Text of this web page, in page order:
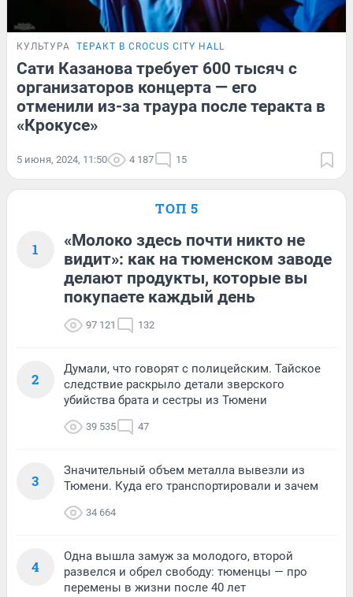
КУЛЬТУРА ТЕРАКТ В CROCUS CITY HALL
Сати Казанова требует 600 тысяч с
организаторов концерта — его
отменили из-за траура после теракта в
«Крокусе»
5 июня, 2024, 11:50 4 187 15
ТОП 5
1
«Молоко здесь почти никто не
видит»: как на тюменском заводе
делают продукты, которые вы
покупаете каждый день
97 121 132
2
Думали, что говорят с полицейским. Тайское
следствие раскрыло детали зверского
убийства брата и сестры из Тюмени
39 535 47
3
Значительный объем металла вывезли из
Тюмени. Куда его транспортировали и зачем
34 664
4
Одна вышла замуж за молодого, второй
развелся и обрел свободу: тюменцы — про
перемены в жизни после 40 лет